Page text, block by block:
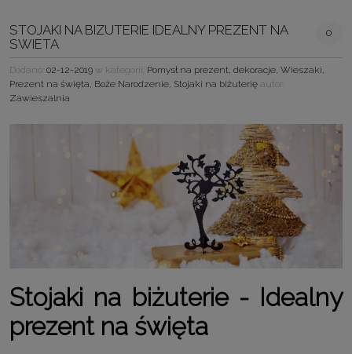
STOJAKI NA BIZUTERIE IDEALNY PREZENT NA
SWIETA
0
Dodano: 02-12-2019 w kategorii: Pomysł na prezent, dekoracje, Wieszaki,
Prezent na święta, Boże Narodzenie, Stojaki na biżuterię autor:
Zawieszalnia
Stojaki na biżuterie - Idealny
prezent na święta